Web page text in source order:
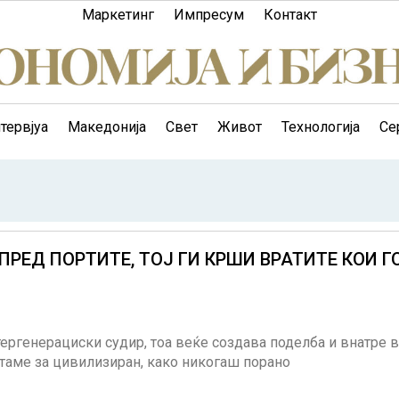
Маркетинг Импресум Контакт
Македонија Свет Живот Технологија
ПОРТИТЕ, ТОЈ ГИ КРШИ ВРАТИТЕ КОИ
судир, тоа веќе создава поделба и внатре
за цивилизиран, како никогаш порано